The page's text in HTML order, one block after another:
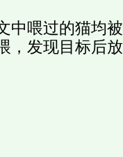
中喂过的猫均
，发现目标后